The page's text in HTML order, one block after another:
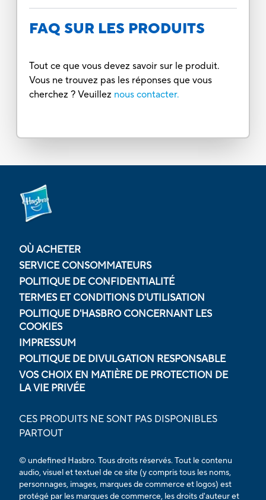
FAQ SUR LES PRODUITS
Tout ce que vous devez savoir sur le produit.
Vous ne trouvez pas les réponses que vous
cherchez ? Veuillez nous contacter.
OÙ ACHETER
SERVICE CONSOMMATEURS
POLITIQUE DE CONFIDENTIALITÉ
TERMES ET CONDITIONS D'UTILISATION
POLITIQUE D'HASBRO CONCERNANT LES
COOKIES
IMPRESSUM
POLITIQUE DE DIVULGATION RESPONSABLE
VOS CHOIX EN MATIÈRE DE PROTECTION DE
LA VIE PRIVÉE
CES PRODUITS NE SONT PAS DISPONIBLES
PARTOUT
© undefined Hasbro. Tous droits réservés. Tout le contenu
audio, visuel et textuel de ce site (y compris tous les noms,
personnages, images, marques de commerce et logos) est
protégé par les marques de commerce, les droits d'auteur et